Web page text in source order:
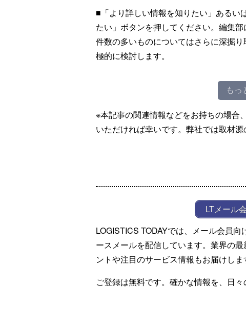
■「より詳しい情報を知りたい」あるい
たい」ボタンを押してください。編集
件数の多いものについてはさらに深掘
極的に検討します。
もっ
※本記事の関連情報などをお持ちの場合
いただければ幸いです。弊社では取材源
LTメール
LOGISTICS TODAYでは、メール会員
ースメールを配信しています。業界の
ントや注目のサービス情報もお届けしま
ご登録は無料です。確かな情報を、日々